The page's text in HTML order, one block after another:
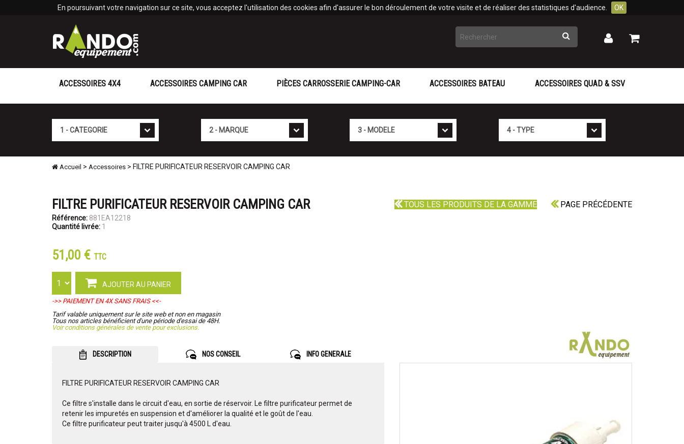
En poursuivant votre navigation sur ce site, vous acceptez l'utilisation des cookies afin d'assurer le bon déroulement de votre visite et de réaliser des statistiques d'audience. OK
Rechercher Mon
Mon
ACCESSOIRES 4X4 ACCESSOIRES CAMPING CAR PIÈCES CARROSSERIE CAMPING-CAR ACCESSOIRES BATEAU ACCESSOIRES QUAD & SSV
Accueil > Accessoires > FILTRE PURIFICATEUR RESERVOIR CAMPING CAR
TOUS LES PRODUITS DE LA GAMME PAGE PRÉCÉDENTE
FILTRE PURIFICATEUR RESERVOIR CAMPING CAR
Référence: 881EA12218
Quantité livrée: 1
51,00 € TTC
AJOUTER AU PANIER
->> PAIEMENT EN 4X SANS FRAIS <<-
Tarif valable uniquement sur le site web et non en magasin
Tous nos articles bénéficient d'une période d'essai de 48H.
Voir conditions générales de vente pour exclusions.
DESCRIPTION NOS CONSEIL INFO GENERALE
FILTRE PURIFICATEUR RESERVOIR CAMPING CAR
Ce filtre s'installe dans le circuit d'eau, en sortie de réservoir. Le filtre purificateur permet de
retenir les impuretés en suspension et d'améliorer la qualité et le goût de l'eau.
Ce filtre purificateur peut traiter jusqu'à 4500 L d'eau.
Panneau de gestion des cookies